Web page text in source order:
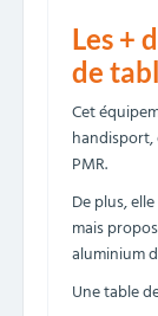
Les +
de
Cet
handisport,
PMR.
De plus,
mais
aluminium
Une table